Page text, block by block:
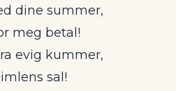
dine summer,
meg betal!
evig kummer,
sal!